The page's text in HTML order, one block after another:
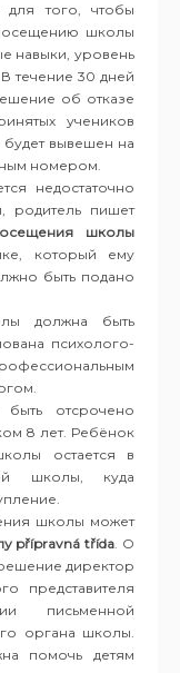
для того, чтобы
школы
навыки, уровень
течение 30 дней
об отказе
учеников
вывешен на
номером.
недостаточно
родитель пишет
школы
который ему
быть подано
должна быть
психолого-
отсрочено
8 лет. Ребёнок
остается в
школы, куда
школы может
přípravná třída. О
директор
представителя
письменной
органа школы.
помочь детям